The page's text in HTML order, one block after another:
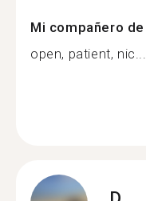
Mi compañero
open, patient, nic...